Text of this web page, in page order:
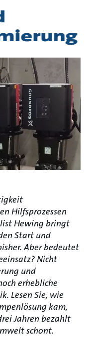
Hilfsprozessen
Hewing bringt
Start und
Aber bedeutet
Nicht
und
erhebliche
Lesen Sie, wie
kam,
Jahren bezahlt
schont.